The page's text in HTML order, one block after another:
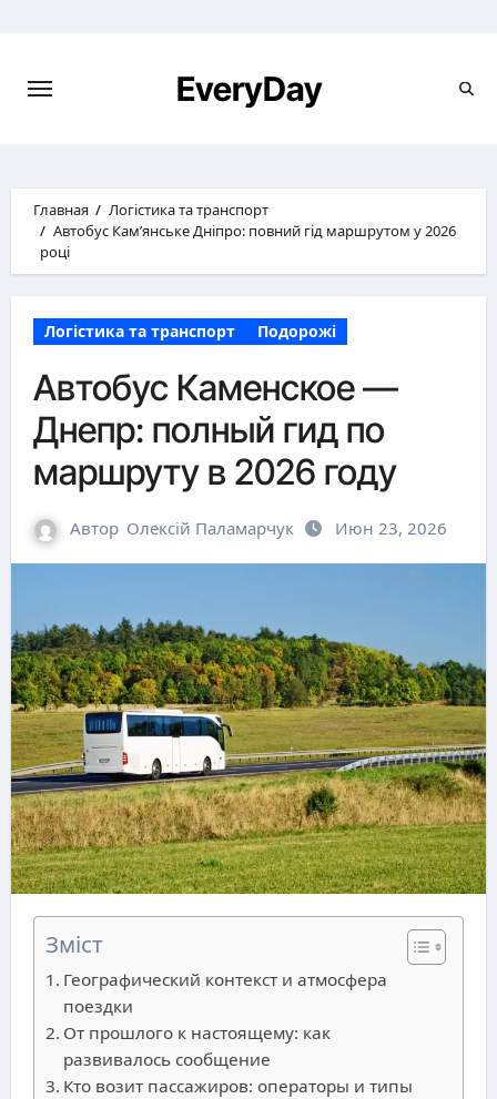
EveryDay
Главная
Логістика та транспорт
Автобус Кам’янське Дніпро: повний гід маршрутом у 2026
році
Логістика та транспорт Подорожі
Автобус Каменское —
Днепр: полный гид по
маршруту в 2026 году
Автор Олексій Паламарчук Июн 23, 2026
Зміст
Географический контекст и атмосфера
поездки
От прошлого к настоящему: как
развивалось сообщение
Кто возит пассажиров: операторы и типы